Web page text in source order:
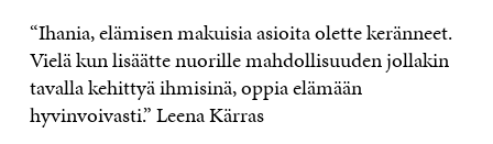
“Ihania, elämisen makuisia asioita olette keränneet.
Vielä kun lisäätte nuorille mahdollisuuden jollakin
tavalla kehittyä ihmisinä, oppia elämään
hyvinvoivasti.” Leena Kärras